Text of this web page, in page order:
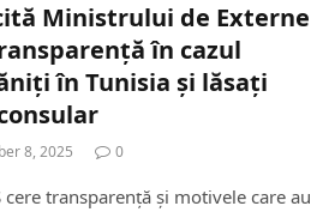
Ministrului de Externe
în cazul
în Tunisia și lăsați
8, 2025 0
cere transparență și motivele care au